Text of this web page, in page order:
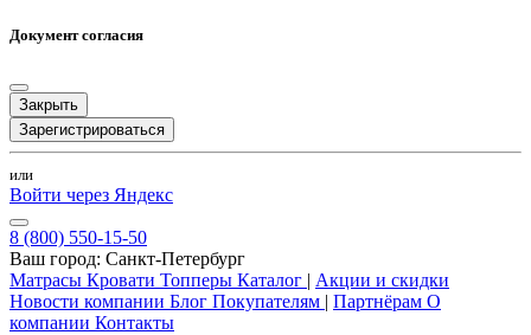
Документ согласия
Закрыть
Зарегистрироваться
или
Войти через Яндекс
8 (800) 550-15-50
Ваш город: Санкт-Петербург
Матрасы Кровати Топперы Каталог | Акции и скидки
Новости компании Блог Покупателям | Партнёрам О
компании Контакты